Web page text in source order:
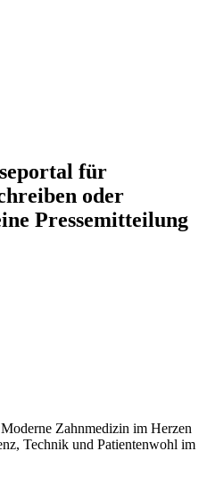
für
oder
Pressemitteilung
Zahnmedizin im Herzen
Technik und Patientenwohl im